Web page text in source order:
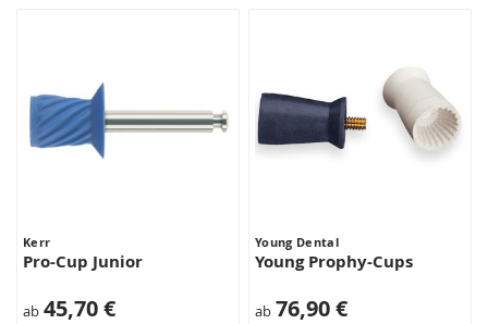
Kerr
Pro-Cup Junior
ab 45,70 €
Young Dental
Young Prophy-Cups
ab 76,90 €